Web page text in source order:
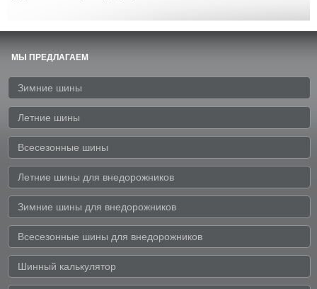
МЫ ПРЕДЛАГАЕМ
Зимние шины
Летние шины
Всесезонные шины
Летние шины для внедорожников
Зимние шины для внедорожников
Всесезонные шины для внедорожников
Шинный калькулятор